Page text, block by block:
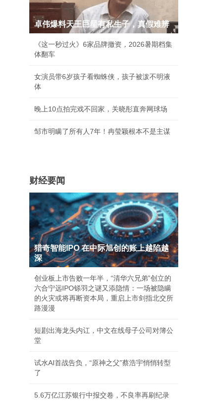
卓伟爆料天王巨星有私生子，真假难辨
《这一秒过火》6家品牌撤资，2026暑期档集
体翻车
女演员带6岁孩子看蜘蛛侠，孩子被泼不明液
体
晚上10点拍完戏不回家，关晓彤直奔网球场
邹市明瞒了所有人7年！冉莹颖根本不是主谋
财经要闻
猎奇智能IPO 在中际旭创的账上越陷越
深
创业板上市告败一年半，“清华六兄弟”创立的
六合宁远IPO铩羽之谜又添隐情：一场被隐瞒
的火灾或将再断资本局，重启上市剑指北交所
路漫漫
短剧出海龙头内讧，中文在线母子公司对簿公
堂
试水AI首战告负，“原神之父”蔡浩宇悄悄转型
了
5.6万亿江苏银行中报交卷，不良率再刷纪录